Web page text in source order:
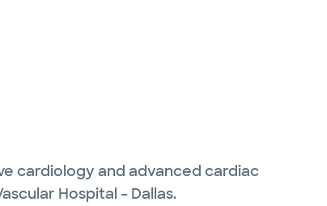
cardiology and advanced cardiac
Hospital – Dallas.